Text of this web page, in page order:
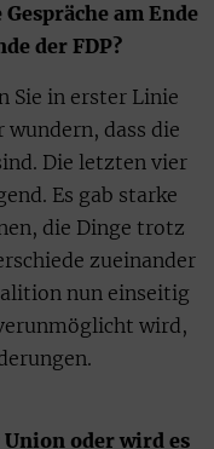
am Ende
der FDP?
Sie in erster Linie
wundern, dass die
Die letzten vier
Es gab starke
die Dinge trotz
zueinander
nun einseitig
wird,
oder wird es